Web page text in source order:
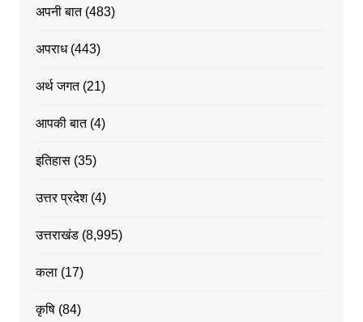
अपनी बात(483)
अपराध(443)
अर्थ जगत(21)
आपकी बात(4)
इतिहास(35)
उत्तर प्रदेश(4)
उत्तराखंड(8,995)
कला(17)
कृषि(84)